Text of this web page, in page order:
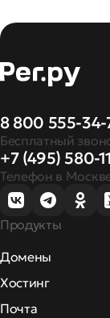
8 800 555-34-
Бесплатный
+7 (495) 580-
Телефон в
Продукты
Домены
Хостинг
Почта